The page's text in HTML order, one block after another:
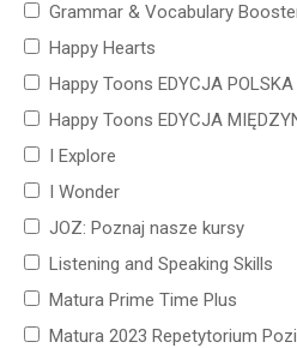
Grammar & Vocabulary
Happy Hearts
Happy Toons EDYCJA POLSKA
Happy Toons EDYCJA
I Explore
I Wonder
JOZ: Poznaj nasze kursy
Listening and Speaking Skills
Matura Prime Time Plus
Matura 2023 Repetytorium